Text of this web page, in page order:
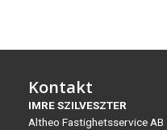
Kontakt
IMRE SZILVESZTER
Altheo Fastighetsservice AB